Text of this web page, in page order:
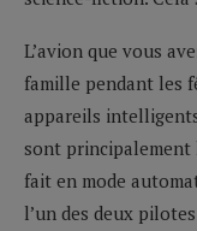
L’avion que vous
famille pendant les
appareils
sont principalement
fait en mode
l’un des deux